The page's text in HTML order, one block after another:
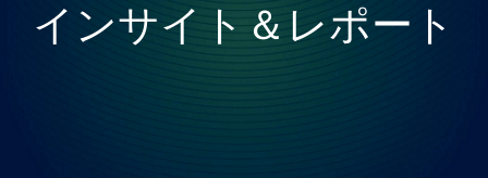
インサイト＆レポート